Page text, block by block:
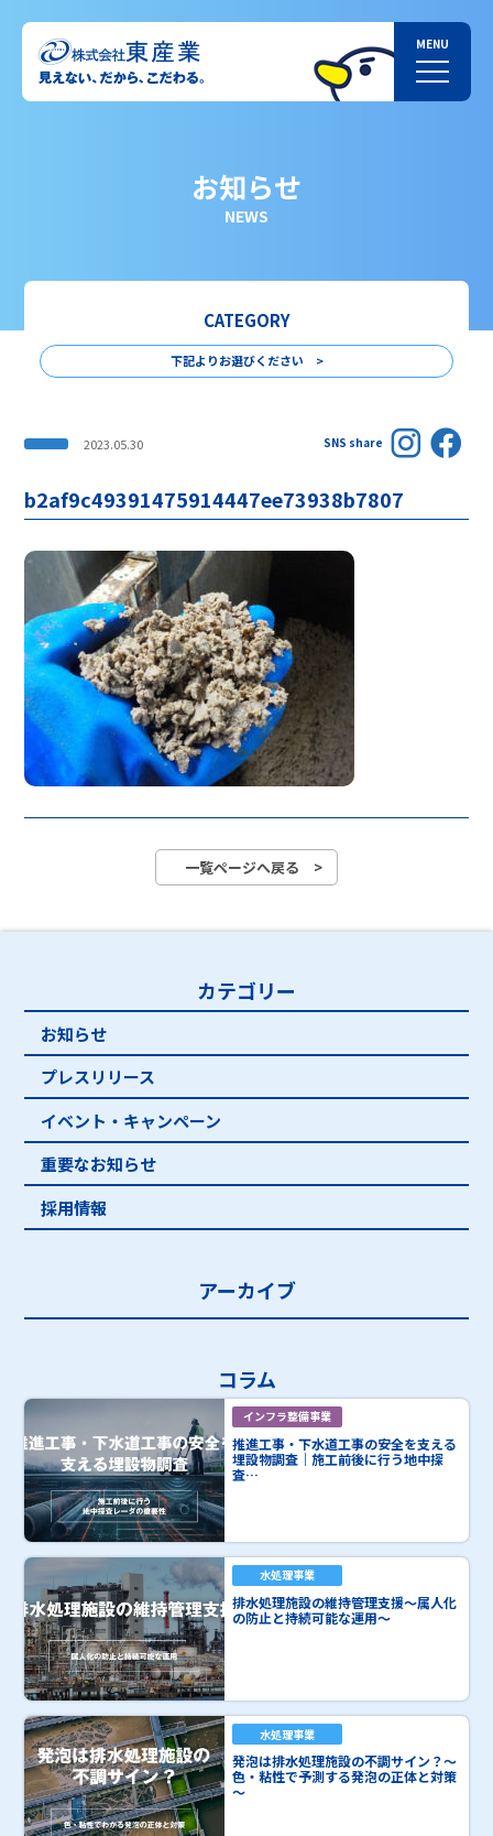
お知らせ
NEWS
CATEGORY
下記よりお選びください >
2023.05.30 SNS share
b2af9c49391475914447ee73938b7807
一覧ページへ戻る >
カテゴリー
お知らせ
プレスリリース
イベント・キャンペーン
重要なお知らせ
採用情報
アーカイブ
コラム
インフラ整備事業
推進工事・下水道工事の安全を支える
埋設物調査｜施工前後に行う地中探
査…
水処理事業
排水処理施設の維持管理支援～属人化
の防止と持続可能な運用～
水処理事業
発泡は排水処理施設の不調サイン？～
色・粘性で予測する発泡の正体と対策
～